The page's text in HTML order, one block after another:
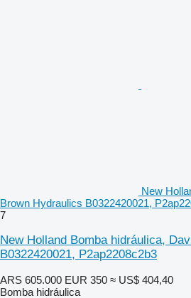
New
Brown Hydraulics B0322420021,
7
New Holland Bomba hidráulica,
B0322420021, P2ap2208c2b3
ARS 605.000 EUR 350 ≈ US$ 404,40
Bomba hidráulica